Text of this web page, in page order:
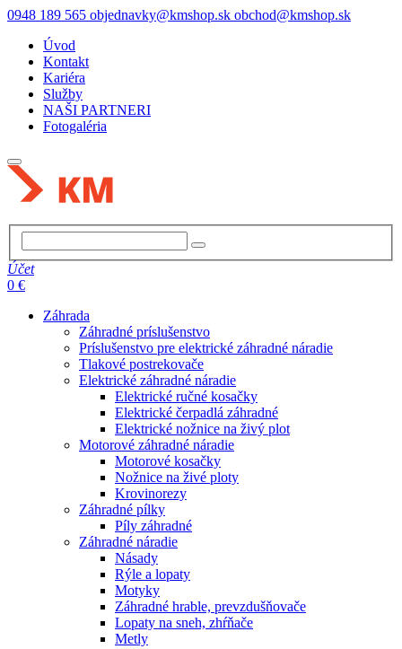
0948 189 565 objednavky@kmshop.sk obchod@kmshop.sk
Úvod
Kontakt
Kariéra
Služby
NAŠI PARTNERI
Fotogaléria
Účet
0 €
Záhrada
Záhradné príslušenstvo
Príslušenstvo pre elektrické záhradné náradie
Tlakové postrekovače
Elektrické záhradné náradie
Elektrické ručné kosačky
Elektrické čerpadlá záhradné
Elektrické nožnice na živý plot
Motorové záhradné náradie
Motorové kosačky
Nožnice na živé ploty
Krovinorezy
Záhradné pílky
Píly záhradné
Záhradné náradie
Násady
Rýle a lopaty
Motyky
Záhradné hrable, prevzdušňovače
Lopaty na sneh, zhŕňače
Metly